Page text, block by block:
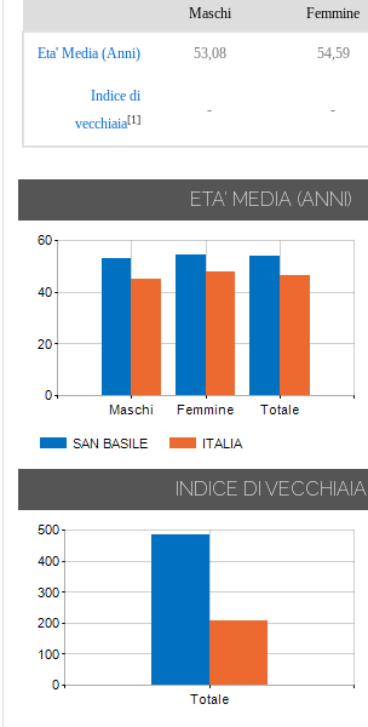
Maschi Femmine
Eta' Media (Anni) 53,08 54,59
Indice di
vecchiaia[1]
- -
ETA' MEDIA (ANNI)
INDICE DI VECCHIAIA